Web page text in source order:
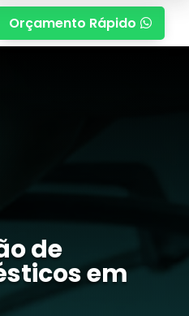
Orçamento Rápido 
de
em